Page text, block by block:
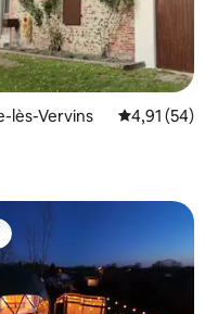
lès-Vervins Prosječna
4,91 (54)